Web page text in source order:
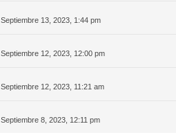
Septiembre 13, 2023, 1:44 pm
Septiembre 12, 2023, 12:00 pm
Septiembre 12, 2023, 11:21 am
Septiembre 8, 2023, 12:11 pm